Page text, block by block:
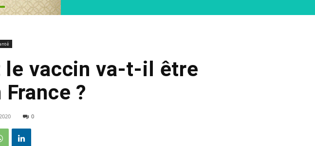
le vaccin va-t-il être
?
0